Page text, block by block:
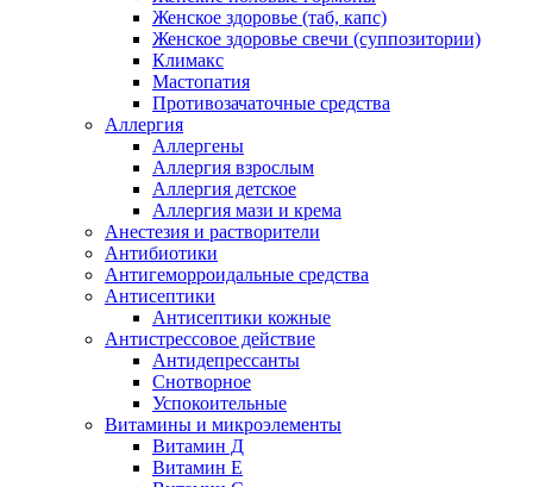
Женское здоровье (таб, капс)
Женское здоровье свечи (суппозитории)
Климакс
Мастопатия
Противозачаточные средства
Аллергия
Аллергены
Аллергия взрослым
Аллергия детское
Аллергия мази и крема
Анестезия и растворители
Антибиотики
Антигеморроидальные средства
Антисептики
Антисептики кожные
Антистрессовое действие
Антидепрессанты
Снотворное
Успокоительные
Витамины и микроэлементы
Витамин Д
Витамин Е